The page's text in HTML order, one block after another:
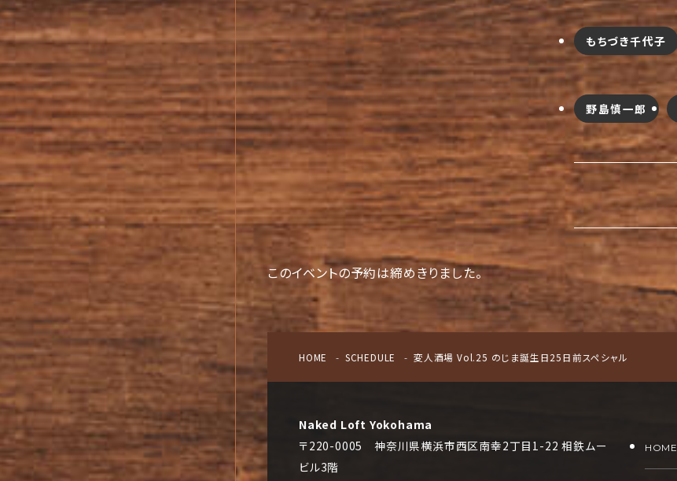
もちづき千代子
野島慎一郎
このイベントの予約は締めきりました。
HOME SCHEDULE 変人酒場 Vol.25 のじま誕生日25日前スペシャル
Naked Loft Yokohama
〒220-0005 神奈川県横浜市西区南幸2丁目1-22 相鉄ムー
ビル3階
HOME